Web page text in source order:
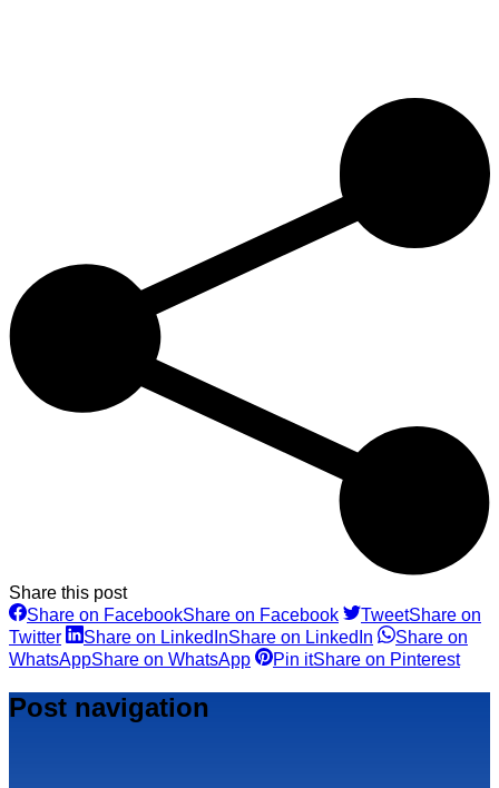
Share this post
Share on FacebookShare on Facebook TweetShare on
Twitter
Share on LinkedInShare on LinkedIn
Share on
WhatsAppShare on WhatsApp Pin itShare on Pinterest
Post navigation